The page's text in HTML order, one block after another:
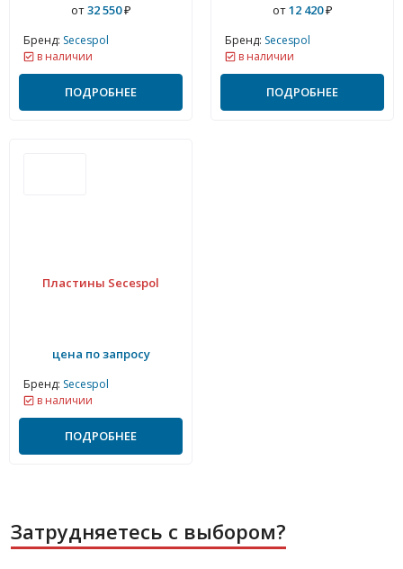
от32 550₽
Бренд: Secespol
в наличии
ПОДРОБНЕЕ
от12 420₽
Бренд: Secespol
в наличии
ПОДРОБНЕЕ
Пластины Secespol
цена по запросу
Бренд: Secespol
в наличии
ПОДРОБНЕЕ
Затрудняетесь с выбором?